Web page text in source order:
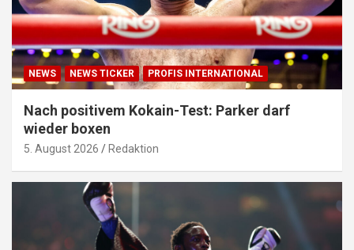
NEWS NEWS TICKER PROFIS INTERNATIONAL
Nach positivem Kokain-Test: Parker darf
wieder boxen
5. August 2026 Redaktion